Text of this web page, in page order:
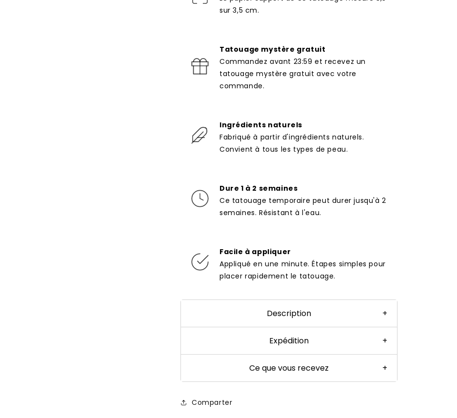
sur 3,5 cm.
Tatouage mystère gratuit
Commandez avant 23:59 et recevez un
tatouage mystère gratuit avec votre
commande.
Ingrédients naturels
Fabriqué à partir d'ingrédients naturels.
Convient à tous les types de peau.
Dure 1 à 2 semaines
Ce tatouage temporaire peut durer jusqu'à 2
semaines. Résistant à l'eau.
Facile à appliquer
Appliqué en une minute. Étapes simples pour
placer rapidement le tatouage.
Description +
Expédition +
Ce que vous recevez +
Comparter